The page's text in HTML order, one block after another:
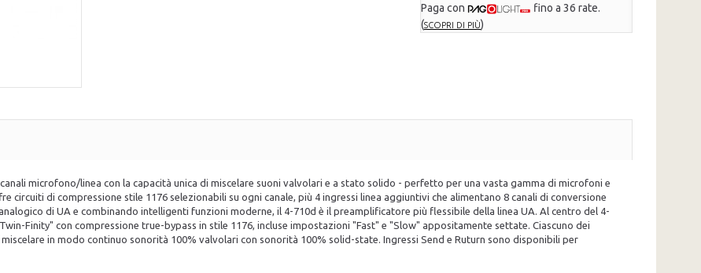
Paga con
fino a 36 rate.
(SCOPRI DI PIÙ)
microfono/linea con la capacità unica di miscelare suoni valvolari e a stato solido - perfetto per una vasta gamma di microfoni e
di compressione stile 1176 selezionabili su ogni canale, più 4 ingressi linea aggiuntivi che alimentano 8 canali di conversione
di UA e combinando intelligenti funzioni moderne, il 4-710d è il preamplificatore più flessibile della linea UA. Al centro del 4-
Finity" con compressione true-bypass in stile 1176, incluse impostazioni "Fast" e "Slow" appositamente settate. Ciascuno dei
in modo continuo sonorità 100% valvolari con sonorità 100% solid-state. Ingressi Send e Ruturn sono disponibili per